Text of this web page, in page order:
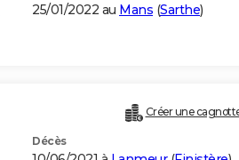
25/01/2022 au Mans (Sarthe)
Créer une
Décès